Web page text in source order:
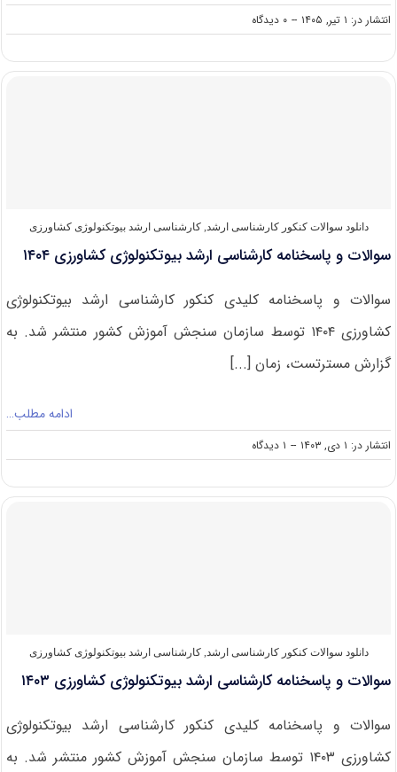
انتشار در: ۱ تیر, ۱۴۰۵ -- ۰ دیدگاه
on
سوالات
پاسخنامه
دانلود سوالات کنکور کارشناسی ارشد,کارشناسی ارشد بیوتکنولوژی کشاورزی
سوالات و پاسخنامه کارشناسی ارشد بیوتکنولوژی کشاورزی ۱۴۰۴
سوالات و پاسخنامه کلیدی کنکور کارشناسی ارشد بیوتکنولوژی
کشاورزی ۱۴۰۴ توسط سازمان سنجش آموزش کشور منتشر شد. به
گزارش مسترتست، زمان [...]
ادامه مطلب…
انتشار در: ۱ دی, ۱۴۰۳ -- ۱ دیدگاه
on
سوالات
پاسخنامه
دانلود سوالات کنکور کارشناسی ارشد,کارشناسی ارشد بیوتکنولوژی کشاورزی
سوالات و پاسخنامه کارشناسی ارشد بیوتکنولوژی کشاورزی ۱۴۰۳
سوالات و پاسخنامه کلیدی کنکور کارشناسی ارشد بیوتکنولوژی
کشاورزی ۱۴۰۳ توسط سازمان سنجش آموزش کشور منتشر شد. به